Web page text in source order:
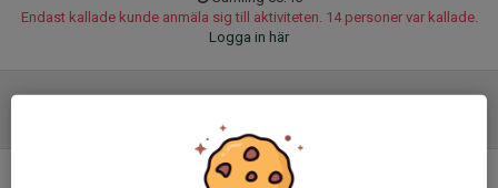
Endast kallade kunde anmäla sig till aktiviteten. 14 personer var kallade.
Logga in här